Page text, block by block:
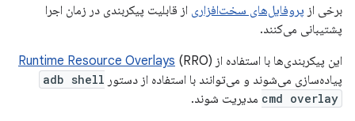
برخی از پروفایل‌های سخت‌افزاری از قابلیت پیکربندی در زمان اجرا
پشتیبانی می‌کنند.
این پیکربندی‌ها با استفاده از
Runtime Resource Overlays (RRO)
پیاده‌سازی می‌شوند و می‌توانند با استفاده از دستور adb shell
cmd overlay مدیریت شوند.